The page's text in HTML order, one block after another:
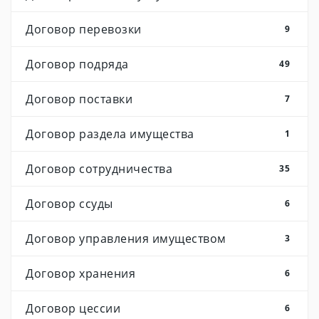
Договор перевозки 9
Договор подряда 49
Договор поставки 7
Договор раздела имущества 1
Договор сотрудничества 35
Договор ссуды 6
Договор управления имуществом 3
Договор хранения 6
Договор цессии 6